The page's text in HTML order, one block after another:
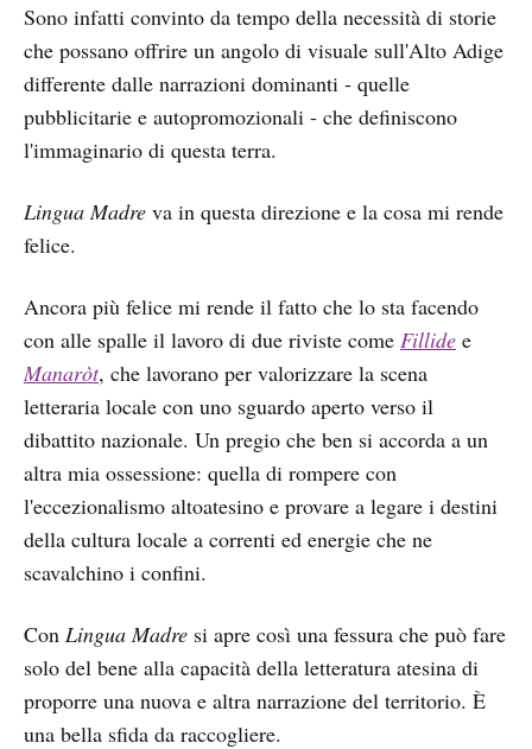
Sono infatti convinto da tempo della necessità di storie
che possano offrire un angolo di visuale sull'Alto Adige
differente dalle narrazioni dominanti - quelle
pubblicitarie e autopromozionali - che definiscono
l'immaginario di questa terra.
Lingua Madre va in questa direzione e la cosa mi rende
felice.
Ancora più felice mi rende il fatto che lo sta facendo
con alle spalle il lavoro di due riviste come Fillide e
Manaròt, che lavorano per valorizzare la scena
letteraria locale con uno sguardo aperto verso il
dibattito nazionale. Un pregio che ben si accorda a un
altra mia ossessione: quella di rompere con
l'eccezionalismo altoatesino e provare a legare i destini
della cultura locale a correnti ed energie che ne
scavalchino i confini.
Con Lingua Madre si apre così una fessura che può fare
solo del bene alla capacità della letteratura atesina di
proporre una nuova e altra narrazione del territorio. È
una bella sfida da raccogliere.